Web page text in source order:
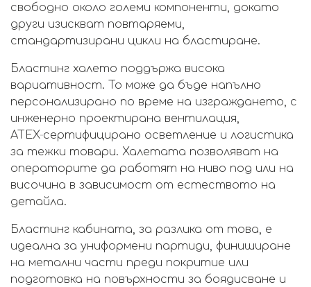
свободно около големи компоненти, докато
други изискват повтаряеми,
стандартизирани цикли на бластиране.
Бластинг халето поддържа висока
вариативност. То може да бъде напълно
персонализирано по време на изграждането, с
инженерно проектирана вентилация,
ATEX‑сертифицирано осветление и логистика
за тежки товари. Халетата позволяват на
операторите да работят на ниво под или на
височина в зависимост от естеството на
детайла.
Бластинг кабината, за разлика от това, е
идеална за униформени партиди, финиширане
на метални части преди покритие или
подготовка на повърхности за боядисване и